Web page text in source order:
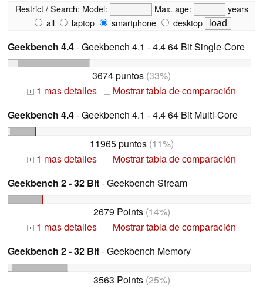
Restrict / Search: Model: Max. age:
years
all
laptop smartphone desktop
Geekbench 4.4- Geekbench 4.1 - 4.4 64 Bit Single-Core
3674 puntos (33%)
+ 1 mas detalles +
Mostrar tabla de comparación
Geekbench 4.4- Geekbench 4.1 - 4.4 64 Bit Multi-Core
11965 puntos(11%)
+ 1 mas detalles +
Mostrar tabla de comparación
Geekbench 2 - 32 Bit- Geekbench Stream
2679 Points(14%)
+ 1 mas detalles +
Mostrar tabla de comparación
Geekbench 2 - 32 Bit- Geekbench Memory
3563 Points(25%)